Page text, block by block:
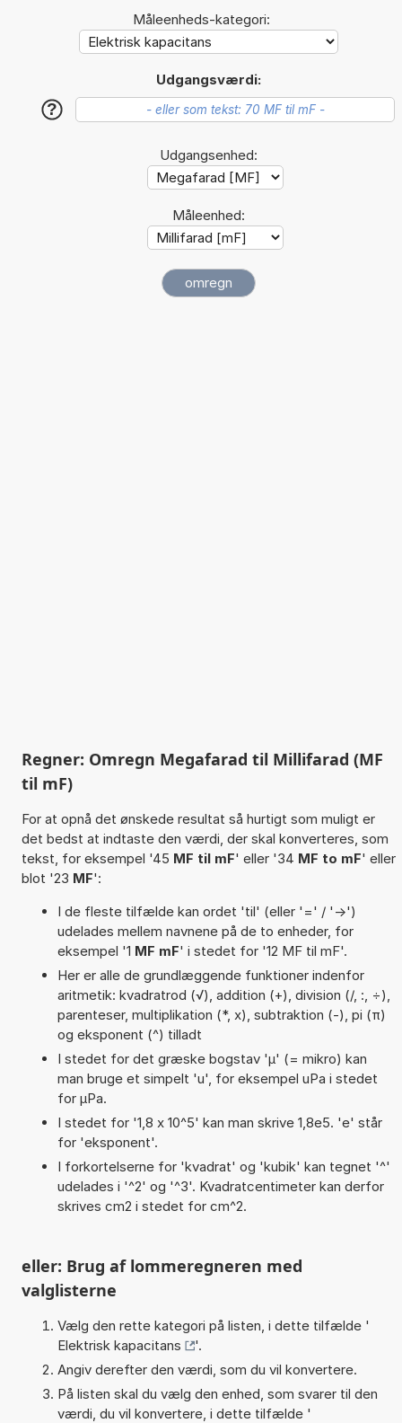
Måleenheds-kategori:
Udgangsværdi:
?
Udgangsenhed:
Måleenhed:
Regner: Omregn Megafarad til Millifarad (MF
til mF)
For at opnå det ønskede resultat så hurtigt som muligt er
det bedst at indtaste den værdi, der skal konverteres, som
tekst, for eksempel '45 MF til mF' eller '34 MF to mF' eller
blot '23 MF':
I de fleste tilfælde kan ordet 'til' (eller '=' / '->')
udelades mellem navnene på de to enheder, for
eksempel '1 MF mF' i stedet for '12 MF til mF'.
Her er alle de grundlæggende funktioner indenfor
aritmetik: kvadratrod (√), addition (+), division (/, :, ÷),
parenteser, multiplikation (*, x), subtraktion (-), pi (π)
og eksponent (^) tilladt
I stedet for det græske bogstav 'µ' (= mikro) kan
man bruge et simpelt 'u', for eksempel uPa i stedet
for µPa.
I stedet for '1,8 x 10^5' kan man skrive 1,8e5. 'e' står
for 'eksponent'.
I forkortelserne for 'kvadrat' og 'kubik' kan tegnet '^'
udelades i '^2' og '^3'. Kvadratcentimeter kan derfor
skrives cm2 i stedet for cm^2.
eller: Brug af lommeregneren med
valglisterne
Vælg den rette kategori på listen, i dette tilfælde '
Elektrisk kapacitans
'.
Angiv derefter den værdi, som du vil konvertere.
På listen skal du vælg den enhed, som svarer til den
værdi, du vil konvertere, i dette tilfælde '